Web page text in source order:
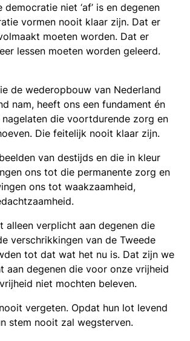
niet ‘af’ is en degenen
vormen nooit klaar zijn. Dat er
moeten worden. Dat er
lessen moeten worden geleerd.
de wederopbouw van Nederland
nam, heeft ons een fundament én
die voortdurende zorg en
Die feitelijk nooit klaar zijn.
van destijds en die in kleur
ons tot die permanente zorg en
ons tot waakzaamheid,
alleen verplicht aan degenen die
verschrikkingen van de Tweede
tot dat wat het nu is. Dat zijn we
aan degenen die voor onze vrijheid
niet mochten beleven.
vergeten. Opdat hun lot levend
stem nooit zal wegsterven.